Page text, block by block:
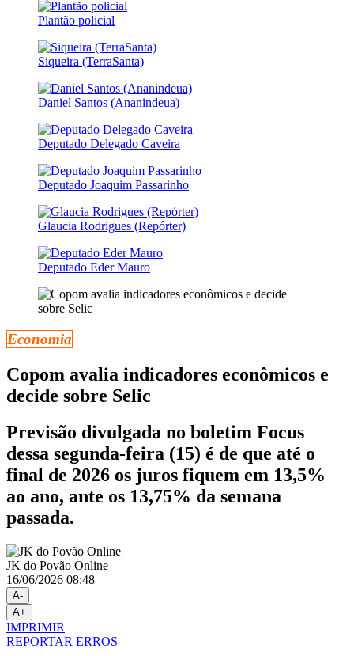
Plantão policial
Siqueira (TerraSanta)
Daniel Santos (Ananindeua)
Deputado Delegado Caveira
Deputado Joaquim Passarinho
Glaucia Rodrigues (Repórter)
Deputado Eder Mauro
Economia
Copom avalia indicadores econômicos e
decide sobre Selic
Previsão divulgada no boletim Focus
dessa segunda-feira (15) é de que até o
final de 2026 os juros fiquem em 13,5%
ao ano, ante os 13,75% da semana
passada.
JK do Povão Online
16/06/2026 08:48
A-
A+
IMPRIMIR
REPORTAR ERROS